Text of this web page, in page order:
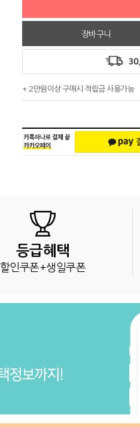
장바구니
+ 2만원이상 구매시 적립금 사용가능
등급혜택
할인쿠폰+생일쿠폰